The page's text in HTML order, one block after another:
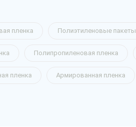
пленка Полиэтиленовые пакеты
Полипропиленовая пленка
пленка Армированная пленка